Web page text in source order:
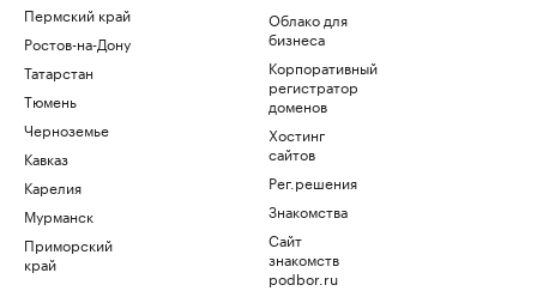
Пермский край
Ростов-на-Дону
Татарстан
Тюмень
Черноземье
Кавказ
Карелия
Мурманск
Приморский
край
Облако для
бизнеса
Корпоративный
регистратор
доменов
Хостинг
сайтов
Рег.решения
Знакомства
Сайт
знакомств
podbor.ru